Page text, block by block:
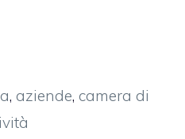
, aziende, camera di